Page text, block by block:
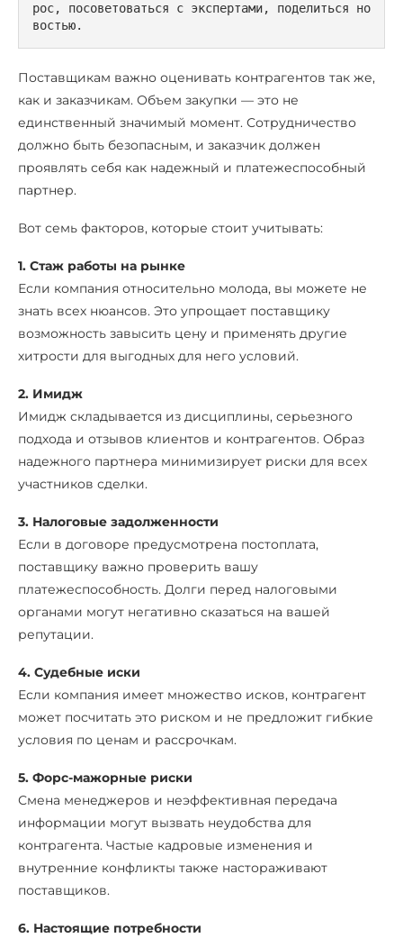
рос, посоветоваться с экспертами, поделиться но
востью.
Поставщикам важно оценивать контрагентов так же,
как и заказчикам. Объем закупки — это не
единственный значимый момент. Сотрудничество
должно быть безопасным, и заказчик должен
проявлять себя как надежный и платежеспособный
партнер.
Вот семь факторов, которые стоит учитывать:
1. Стаж работы на рынке
Если компания относительно молода, вы можете не
знать всех нюансов. Это упрощает поставщику
возможность завысить цену и применять другие
хитрости для выгодных для него условий.
2. Имидж
Имидж складывается из дисциплины, серьезного
подхода и отзывов клиентов и контрагентов. Образ
надежного партнера минимизирует риски для всех
участников сделки.
3. Налоговые задолженности
Если в договоре предусмотрена постоплата,
поставщику важно проверить вашу
платежеспособность. Долги перед налоговыми
органами могут негативно сказаться на вашей
репутации.
4. Судебные иски
Если компания имеет множество исков, контрагент
может посчитать это риском и не предложит гибкие
условия по ценам и рассрочкам.
5. Форс-мажорные риски
Смена менеджеров и неэффективная передача
информации могут вызвать неудобства для
контрагента. Частые кадровые изменения и
внутренние конфликты также настораживают
поставщиков.
6. Настоящие потребности